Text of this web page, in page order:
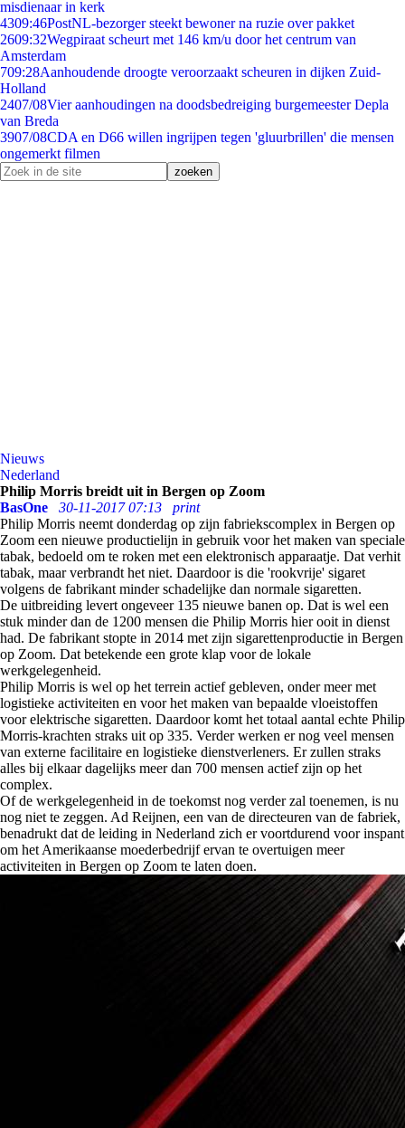
misdienaar in kerk
4309:46PostNL-bezorger steekt bewoner na ruzie over pakket
2609:32Wegpiraat scheurt met 146 km/u door het centrum van
Amsterdam
709:28Aanhoudende droogte veroorzaakt scheuren in dijken Zuid-
Holland
2407/08Vier aanhoudingen na doodsbedreiging burgemeester Depla
van Breda
3907/08CDA en D66 willen ingrijpen tegen 'gluurbrillen' die mensen
ongemerkt filmen
Nieuws
Nederland
Philip Morris breidt uit in Bergen op Zoom
BasOne
30-11-2017 07:13
print
Philip Morris neemt donderdag op zijn fabriekscomplex in Bergen op
Zoom een nieuwe productielijn in gebruik voor het maken van speciale
tabak, bedoeld om te roken met een elektronisch apparaatje. Dat verhit
tabak, maar verbrandt het niet. Daardoor is die 'rookvrije' sigaret
volgens de fabrikant minder schadelijke dan normale sigaretten.
De uitbreiding levert ongeveer 135 nieuwe banen op. Dat is wel een
stuk minder dan de 1200 mensen die Philip Morris hier ooit in dienst
had. De fabrikant stopte in 2014 met zijn sigarettenproductie in Bergen
op Zoom. Dat betekende een grote klap voor de lokale
werkgelegenheid.
Philip Morris is wel op het terrein actief gebleven, onder meer met
logistieke activiteiten en voor het maken van bepaalde vloeistoffen
voor elektrische sigaretten. Daardoor komt het totaal aantal echte Philip
Morris-krachten straks uit op 335. Verder werken er nog veel mensen
van externe facilitaire en logistieke dienstverleners. Er zullen straks
alles bij elkaar dagelijks meer dan 700 mensen actief zijn op het
complex.
Of de werkgelegenheid in de toekomst nog verder zal toenemen, is nu
nog niet te zeggen. Ad Reijnen, een van de directeuren van de fabriek,
benadrukt dat de leiding in Nederland zich er voortdurend voor inspant
om het Amerikaanse moederbedrijf ervan te overtuigen meer
activiteiten in Bergen op Zoom te laten doen.